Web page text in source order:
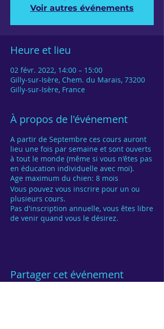
Voir autres événements
Heure et lieu
02 févr. 2022, 14:00 – 15:00
Gilly-sur-Isère, Chem. du Marais, 73200
Gilly-sur-Isère, France
À propos de l'événement
A partir de Septembre ces cours auront
lieu une fois par semaine et sont ouverts
à tout le monde (même si vous n'êtes pas
en éducation individuelle avec moi).
Age maximum du chien: 8 mois
Vous pouvez vous inscrire pour un ou
plusieurs cours.
Pas d'inscription annuelle, vous êtes libre
de venir quand vous le désirez.
Partager cet événement